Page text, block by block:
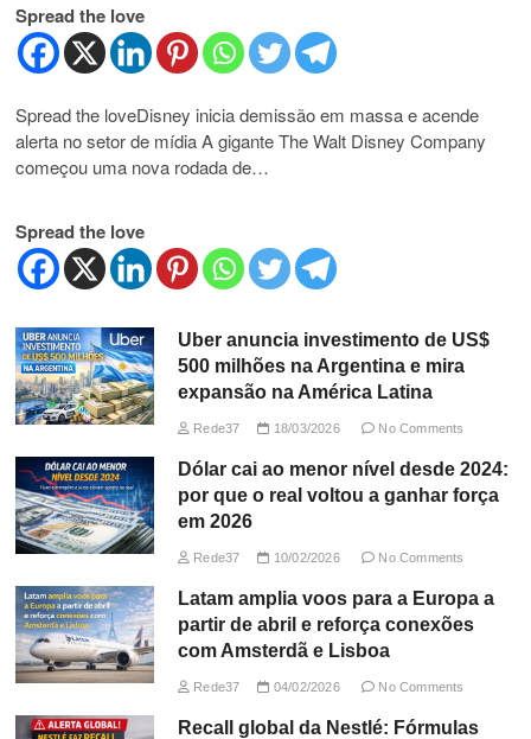
Spread the love
Spread the loveDisney inicia demissão em massa e acende
alerta no setor de mídia A gigante The Walt Disney Company
começou uma nova rodada de…
Spread the love
Uber anuncia investimento de US$
500 milhões na Argentina e mira
expansão na América Latina
Rede37 18/03/2026 No Comments
Dólar cai ao menor nível desde 2024:
por que o real voltou a ganhar força
em 2026
Rede37 10/02/2026 No Comments
Latam amplia voos para a Europa a
partir de abril e reforça conexões
com Amsterdã e Lisboa
Rede37 04/02/2026 No Comments
Recall global da Nestlé: Fórmulas